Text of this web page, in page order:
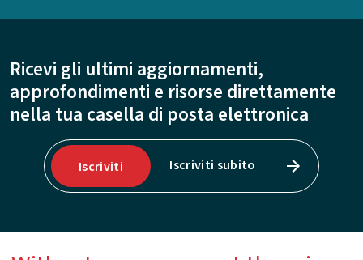
Ricevi gli ultimi aggiornamenti,
approfondimenti e risorse direttamente
nella tua casella di posta elettronica
Iscriviti Iscriviti subito